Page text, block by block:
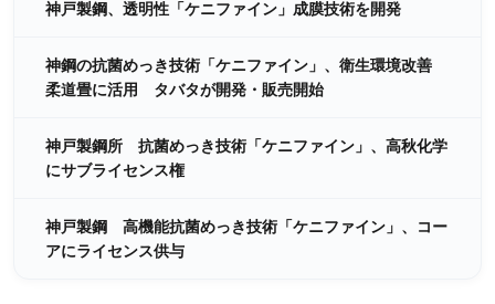
神戸製鋼、透明性「ケニファイン」成膜技術を開発
神鋼の抗菌めっき技術「ケニファイン」、衛生環境改善
柔道畳に活用 タバタが開発・販売開始
神戸製鋼所 抗菌めっき技術「ケニファイン」、高秋化学
にサブライセンス権
神戸製鋼 高機能抗菌めっき技術「ケニファイン」、コー
アにライセンス供与